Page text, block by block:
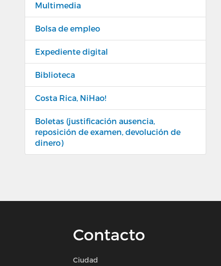
Multimedia
Bolsa de empleo
Expediente digital
Biblioteca
Costa Rica, NiHao!
Boletas (justificación ausencia,
reposición de examen, devolución de
dinero)
Contacto
Ciudad